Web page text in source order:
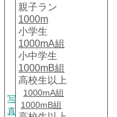
写
真
親子ラン
1000m
小学生
1000mA組
小中学生
1000mB組
高校生以上
1000mA組
1000mB組